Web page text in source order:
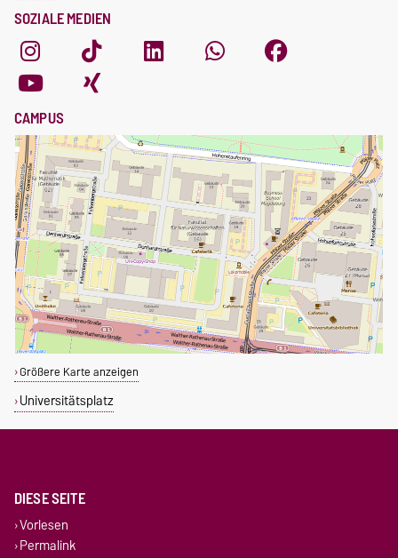
SOZIALE MEDIEN
CAMPUS
Größere Karte anzeigen
Universitätsplatz
DIESE SEITE
Vorlesen
Permalink